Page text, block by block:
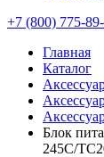
+7 (800) 775-89-
Главная
Каталог
Блок
245C/